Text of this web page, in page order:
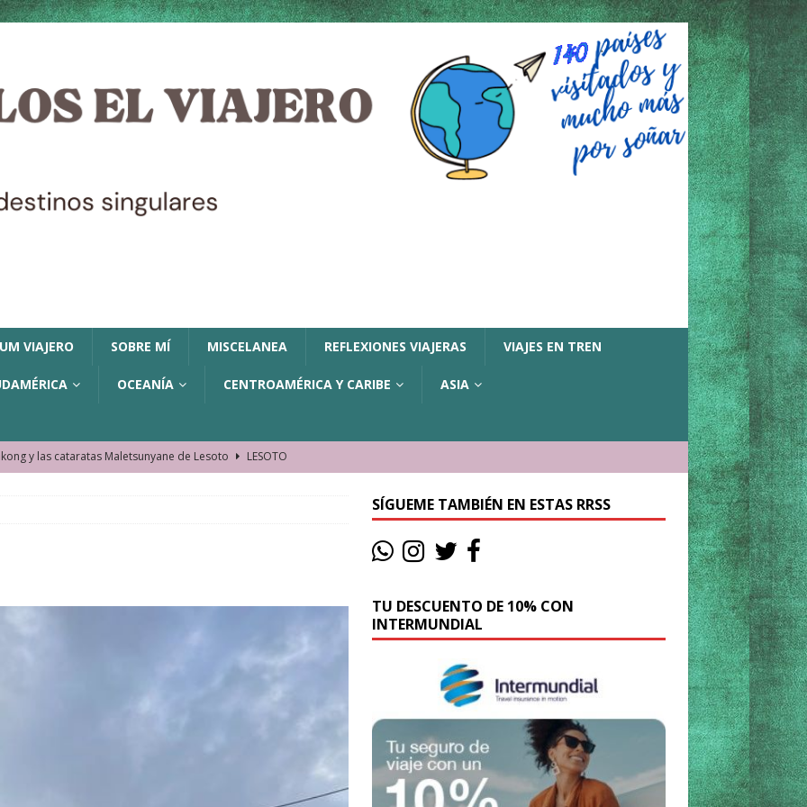
VIAJERO SOBRE MÍ MISCELANEA REFLEXIONES VIAJERAS VIAJES EN TREN
OCEANÍA CENTROAMÉRICA Y CARIBE ASIA
y las cataratas Maletsunyane de Lesoto
LESOTO
La historia de la misteriosa avioneta de la playa
JAMAICA
SÍGUEME TAMBIÉN EN ESTAS RRSS
TU DESCUENTO DE 10% CON
INTERMUNDIAL